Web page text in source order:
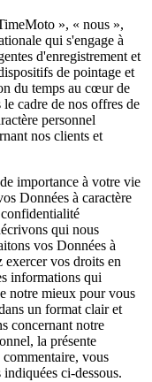
», « nous »,
qui s'engage à
d'enregistrement et
de pointage et
du temps au cœur de
cadre de nos offres de
personnel
nos clients et
importance à votre vie
Données à caractère
qui nous
vos Données à
exercer vos droits en
informations qui
notre mieux pour vous
un format clair et
concernant notre
la présente
vous
indiquées ci-dessous.